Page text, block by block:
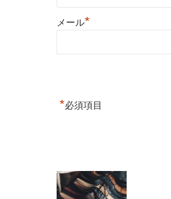
メール*
*必須項目